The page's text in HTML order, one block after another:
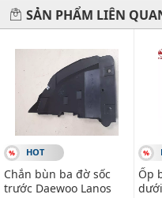
#phugiaoto #phutungoto
VIETPARTS - Thương hiệu
phụ kiện và phụ gia xe hơi.
Địa chỉ: 434 Trần Khát
Hotline: 0945 333 777
SẢN PHẨM LIÊN
HOT
Chắn bùn ba đờ sốc
trước Daewoo Lanos
Ốp